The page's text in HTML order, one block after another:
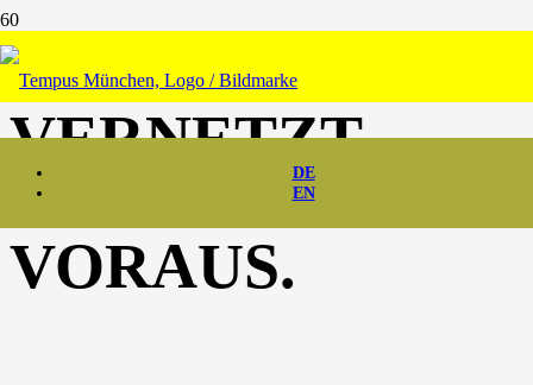
DE
EN
VERNETZT.
DIGITAL.
VORAUS.